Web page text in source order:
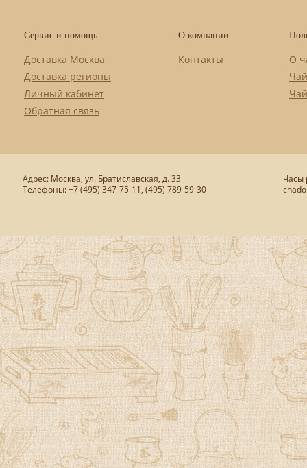
Сервис и помощь
Доставка Москва
Доставка регионы
Личный кабинет
Обратная связь
О компании
Контакты
О
Адрес: Москва, ул. Братиславская, д. 33
Телефоны: +7 (495) 347-75-11, (495) 789-59-30
Часы